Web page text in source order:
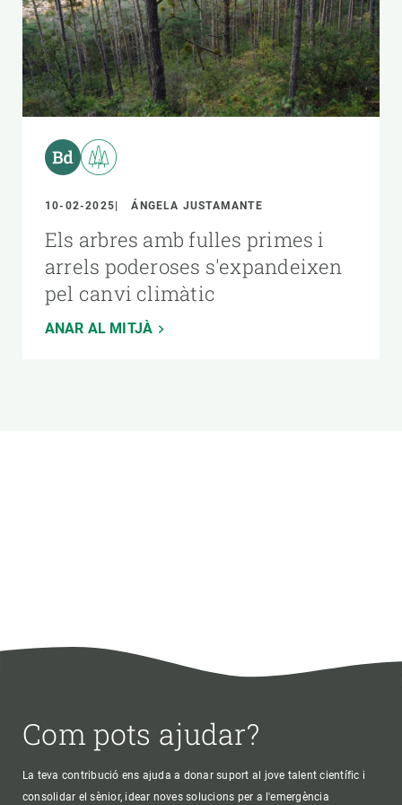
10-02-2025 ÁNGELA JUSTAMANTE
Els arbres amb fulles primes i
arrels poderoses s'expandeixen
pel canvi climàtic
ANAR AL MITJÀ
Com pots ajudar?
La teva contribució ens ajuda a donar suport al jove talent científic i
consolidar el sènior, idear noves solucions per a l'emergència